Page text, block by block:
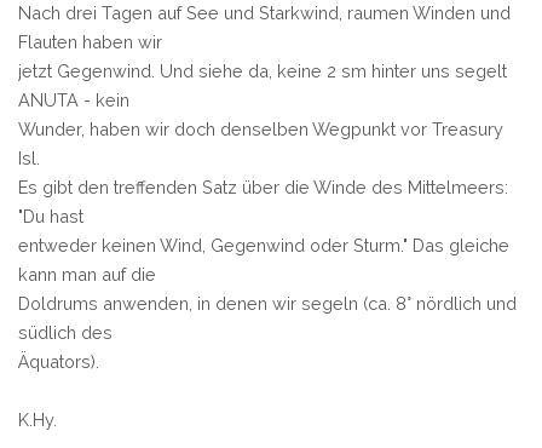
Nach drei Tagen auf See und Starkwind, raumen Winden und
Flauten haben wir
jetzt Gegenwind. Und siehe da, keine 2 sm hinter uns segelt
ANUTA - kein
Wunder, haben wir doch denselben Wegpunkt vor Treasury
Isl.
Es gibt den treffenden Satz über die Winde des Mittelmeers:
"Du hast
entweder keinen Wind, Gegenwind oder Sturm." Das gleiche
kann man auf die
Doldrums anwenden, in denen wir segeln (ca. 8° nördlich und
südlich des
Äquators).
K.Hy.